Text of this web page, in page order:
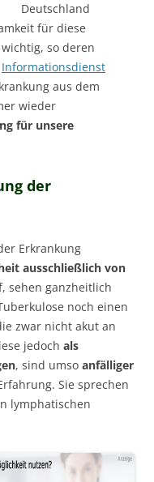
Deutschland
für diese
so deren
Informationsdienst
aus dem
wieder
für unsere
der
Erkrankung
ausschließlich von
sehen ganzheitlich
noch einen
zwar nicht akut an
jedoch als
, sind umso anfälliger
Sie sprechen
lymphatischen